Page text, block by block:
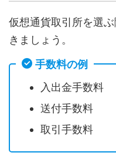
仮想通貨取引所を選
きましょう。
手数料の例
入出金手数料
送付手数料
取引手数料